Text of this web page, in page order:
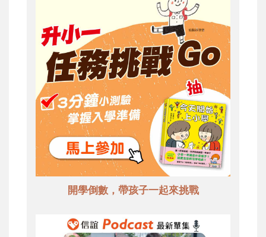
開學倒數，帶孩子一起來挑戰